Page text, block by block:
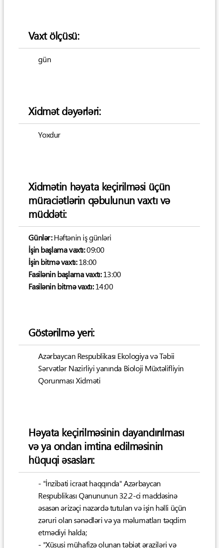
Vaxt ölçüsü:
gün
Xidmət dəyərləri:
Yoxdur
Xidmətin həyata keçirilməsi üçün
müraciətlərin qəbulunun vaxtı və
müddəti:
Günlər:Həftənin iş günləri
İşin başlama vaxtı:09:00
İşin bitmə vaxtı:18:00
Fasilənin başlama vaxtı:13:00
Fasilənin bitmə vaxtı:14:00
Göstərilmə yeri:
Azərbaycan Respublikası Ekologiya və Təbii
Sərvətlər Nazirliyi yanında Bioloji Müxtəlifliyin
Qorunması Xidməti
Həyata keçirilməsinin dayandırılması
və ya ondan imtina edilməsinin
hüquqi əsasları:
- "İnzibati icraat haqqında" Azərbaycan
Respublikası Qanununun 32.2-ci maddəsinə
əsasən ərizəçi nəzərdə tutulan və işin həlli üçün
zəruri olan sənədləri və ya məlumatları təqdim
etmədiyi halda;
- "Xüsusi mühafizə olunan təbiət əraziləri və